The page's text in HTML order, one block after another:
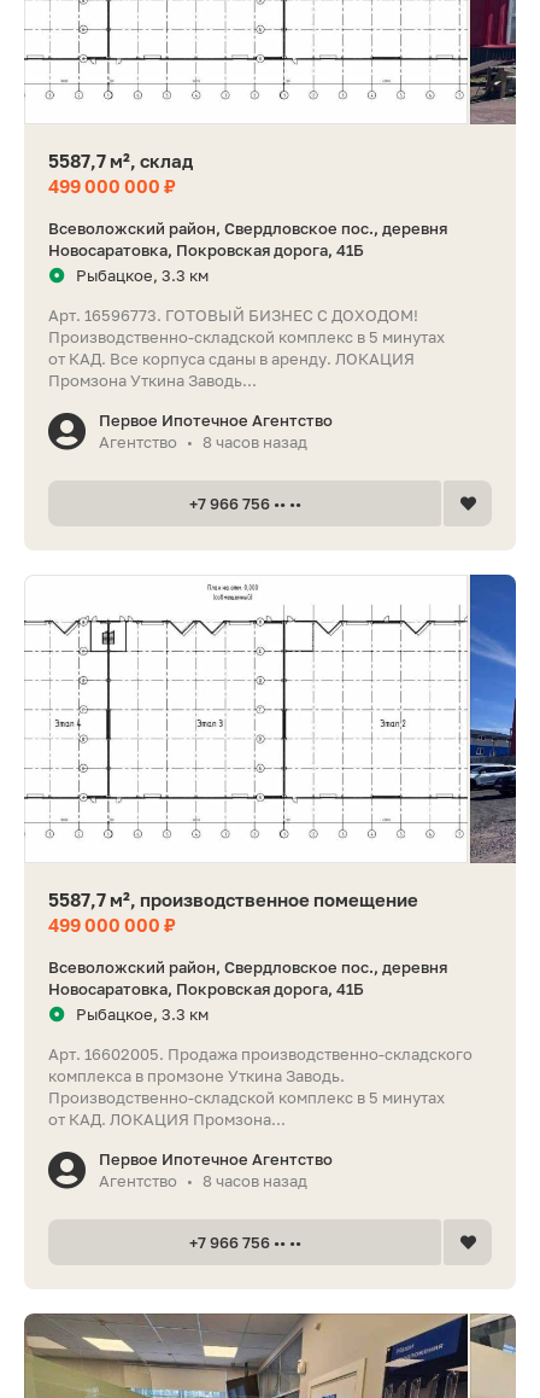
5587,7 м², склад
499 000 000 ₽
Всеволожский район, Свердловское пос., деревня
Новосаратовка, Покровская дорога, 41Б
Рыбацкое, 3.3 км
Арт. 16596773. ГОТОВЫЙ БИЗНЕС С ДОХОДОМ!
Производственно-складской комплекс в 5 минутах
от КАД. Все корпуса сданы в аренду. ЛОКАЦИЯ
Промзона Уткина Заводь...
Первое Ипотечное Агентство
Агентство
• 8 часов назад
+7 966 756 •• ••
5587,7 м², производственное помещение
499 000 000 ₽
Всеволожский район, Свердловское пос., деревня
Новосаратовка, Покровская дорога, 41Б
Рыбацкое, 3.3 км
Арт. 16602005. Продажа производственно-складского
комплекса в промзоне Уткина Заводь.
Производственно-складской комплекс в 5 минутах
от КАД. ЛОКАЦИЯ Промзона...
Первое Ипотечное Агентство
Агентство
• 8 часов назад
+7 966 756 •• ••